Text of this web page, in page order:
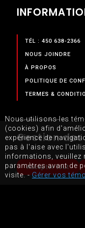
Gestion
Nous utilisons les
(cookies) afin
expérience de
pas à l'aise avec
informations, veuillez
paramètres avant de
visite. -Gérer vos
Accepter tout
TÉL : 450 638-2366
NOUS JOINDRE
À PROPOS
POLITIQUE DE
TERMES &
SERVICES
NOS SERVICES
BOUTIQUE EN LIGNE
LOCATION